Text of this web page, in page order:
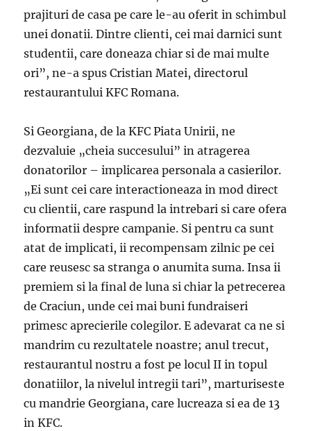
prajituri de casa pe care le-au oferit in schimbul
unei donatii. Dintre clienti, cei mai darnici sunt
studentii, care doneaza chiar si de mai multe
ori”, ne-a spus Cristian Matei, directorul
restaurantului KFC Romana.
Si Georgiana, de la KFC Piata Unirii, ne
dezvaluie „cheia succesului” in atragerea
donatorilor – implicarea personala a casierilor.
„Ei sunt cei care interactioneaza in mod direct
cu clientii, care raspund la intrebari si care ofera
informatii despre campanie. Si pentru ca sunt
atat de implicati, ii recompensam zilnic pe cei
care reusesc sa stranga o anumita suma. Insa ii
premiem si la final de luna si chiar la petrecerea
de Craciun, unde cei mai buni fundraiseri
primesc aprecierile colegilor. E adevarat ca ne si
mandrim cu rezultatele noastre; anul trecut,
restaurantul nostru a fost pe locul II in topul
donatiilor, la nivelul intregii tari”, marturiseste
cu mandrie Georgiana, care lucreaza si ea de 13
in KFC.